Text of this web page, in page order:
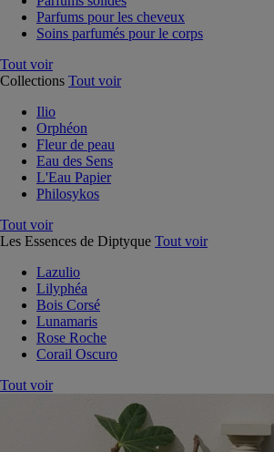
Parfums pour les cheveux
Soins parfumés pour le corps
Tout voir
Collections Tout voir
Ilio
Orphéon
Fleur de peau
Eau des Sens
L'Eau Papier
Philosykos
Tout voir
Les Essences de Diptyque Tout voir
Lazulio
Lilyphéa
Bois Corsé
Lunamaris
Rose Roche
Corail Oscuro
Tout voir